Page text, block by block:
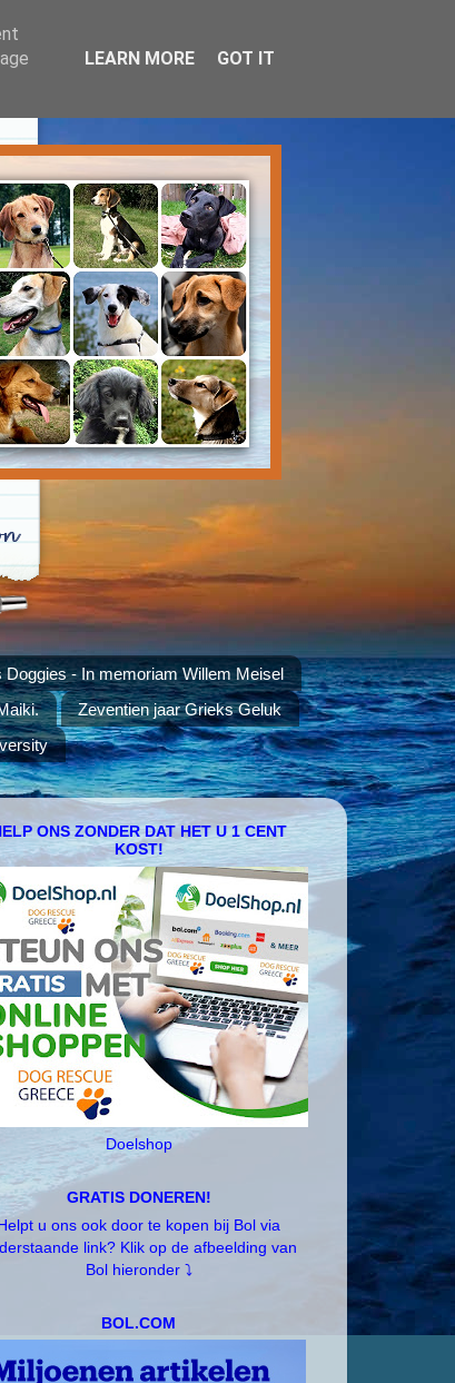
Doggies - In memoriam Willem Meisel
Zeventien jaar Grieks Geluk
ONS ZONDER DAT HET U 1 CENT
KOST!
Doelshop
GRATIS DONEREN!
u ons ook door te kopen bij Bol via
link? Klik op de afbeelding van
Bol hieronder ⤵️
BOL.COM
LEARN MORE GOT IT